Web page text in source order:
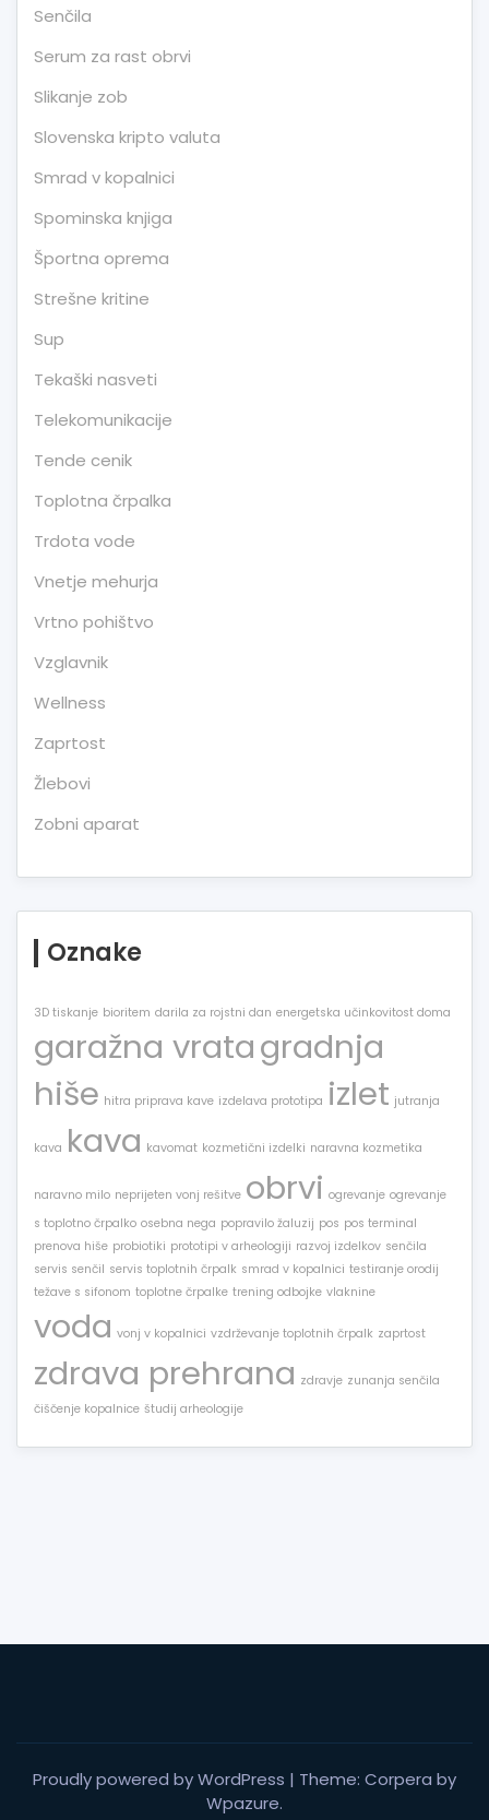
Senčila
Serum za rast obrvi
Slikanje zob
Slovenska kripto valuta
Smrad v kopalnici
Spominska knjiga
Športna oprema
Strešne kritine
Sup
Tekaški nasveti
Telekomunikacije
Tende cenik
Toplotna črpalka
Trdota vode
Vnetje mehurja
Vrtno pohištvo
Vzglavnik
Wellness
Zaprtost
Žlebovi
Zobni aparat
Oznake
3D tiskanje bioritem darila za rojstni dan energetska učinkovitost doma
garažna vratagradnja
hiše hitra priprava kave izdelava prototipa izlet jutranja
kava kava kavomat kozmetični izdelki naravna kozmetika
naravno milo neprijeten vonj rešitve obrvi ogrevanje ogrevanje
s toplotno črpalko osebna nega popravilo žaluzij pos pos terminal
prenova hiše probiotiki prototipi v arheologiji razvoj izdelkov senčila
servis senčil servis toplotnih črpalk smrad v kopalnici testiranje orodij
težave s sifonom toplotne črpalke trening odbojke vlaknine
voda vonj v kopalnici vzdrževanje toplotnih črpalk zaprtost
zdrava prehrana zdravje zunanja senčila
čiščenje kopalnice študij arheologije
Proudly powered by WordPress | Theme: Corpera by
Wpazure.